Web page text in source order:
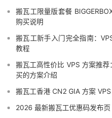
搬瓦工限量版套餐
购买说明
搬瓦工新手入门完全指南：
教程
搬瓦工高性价比 VPS 方案推
买的方案介绍
搬瓦工香港 CN2 GIA 方案
2026 最新搬瓦工优惠码发布页